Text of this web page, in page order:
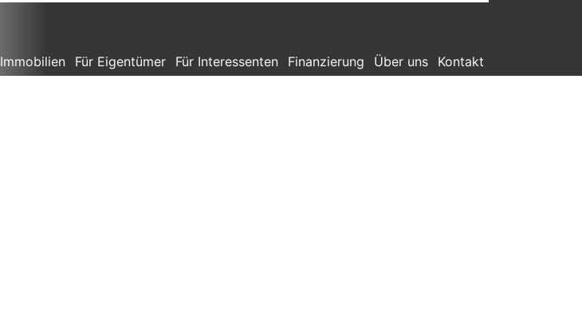
Immobilien Für Eigentümer Für Interessenten Finanzierung Über uns Kontakt